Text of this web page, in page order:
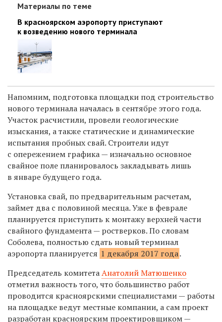
Материалы по теме
В красноярском аэропорту приступают
к возведению нового терминала
Напомним, подготовка площадки под строительство
нового терминала началась в сентябре этого года.
Участок расчистили, провели геологические
изыскания, а также статические и динамические
испытания пробных свай. Строители идут
с опережением графика — изначально основное
свайное поле планировалось закладывать лишь
в январе будущего года.
Установка свай, по предварительным расчетам,
займет два с половиной месяца. Уже в феврале
планируется приступить к монтажу верхней части
свайного фундамента — ростверков. По словам
Соболева, полностью сдать новый терминал
аэропорта планируется 1 декабря 2017 года.
Председатель комитетаАнатолий Матюшенко
отметил важность того, что большинство работ
проводится красноярскими специалистами — работы
на площадке ведут местные компании, а сам проект
разработан красноярским проектировщиком —